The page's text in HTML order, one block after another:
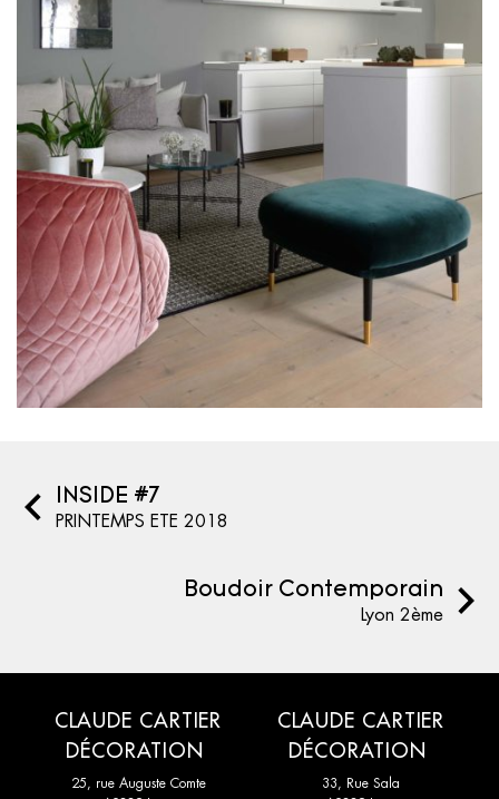
INSIDE #7
PRINTEMPS ETE 2018
Boudoir Contemporain
Lyon 2ème
CLAUDE CARTIER
DÉCORATION
25, rue Auguste Comte
CLAUDE CARTIER
DÉCORATION
33, Rue Sala